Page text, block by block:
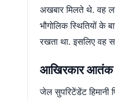
अखबार मिलते थे. वह
भौगोलिक स्थितियों के
रखता था. इसलिए वह
आखिरकार आतंक
जेल सुपरिटेंडेंट हिमानी